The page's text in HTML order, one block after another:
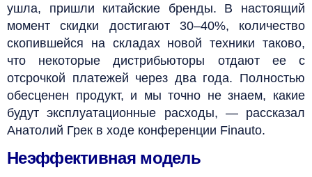
ушла, пришли китайские бренды. В настоящий
момент скидки достигают 30–40%, количество
скопившейся на складах новой техники таково,
что некоторые дистрибьюторы отдают ее с
отсрочкой платежей через два года. Полностью
обесценен продукт, и мы точно не знаем, какие
будут эксплуатационные расходы, — рассказал
Анатолий Грек в ходе конференции Finauto.
Неэффективная модель